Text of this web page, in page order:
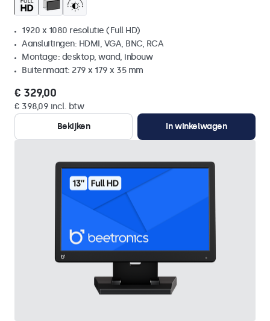
1920 x 1080 resolutie (Full HD)
Aansluitingen: HDMI, VGA, BNC, RCA
Montage: desktop, wand, inbouw
Buitenmaat: 279 x 179 x 35 mm
€ 329,00
€ 398,09 incl. btw
Bekijken
In winkelwagen